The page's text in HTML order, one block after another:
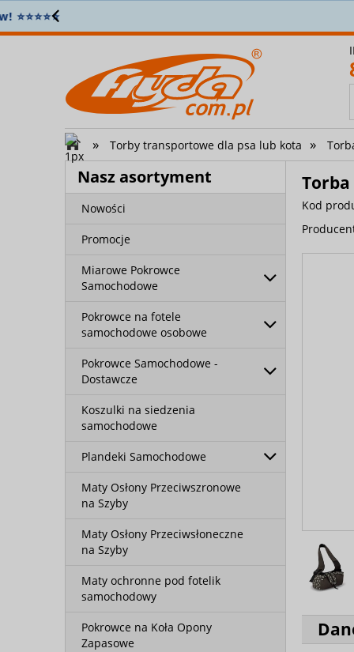
» Torby transportowe dla psa lub kota »
Nasz asortyment
Nowości
Promocje
Miarowe Pokrowce
Samochodowe
Pokrowce na fotele
samochodowe osobowe
Pokrowce Samochodowe -
Dostawcze
Koszulki na siedzenia
samochodowe
Plandeki Samochodowe
Maty Osłony Przeciwszronowe
na Szyby
Maty Osłony Przeciwsłoneczne
na Szyby
Maty ochronne pod fotelik
samochodowy
Pokrowce na Koła Opony
Zapasowe
Torba
Kod